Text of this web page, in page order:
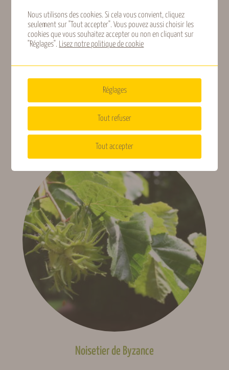
Chalef
10,50€ TTC
Noisetier de Byzance
Nous utilisons des cookies. Si cela vous convient, cliquez
seulement sur "Tout accepter". Vous pouvez aussi choisir les
cookies que vous souhaitez accepter ou non en cliquant sur
"Réglages".
Lisez notre politique de cookie
Réglages
Tout refuser
Tout accepter